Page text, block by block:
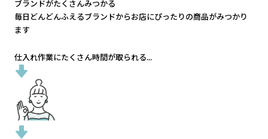
ブランドがたくさんみつかる
毎日どんどんふえるブランドからお店にぴったりの商品がみつかり
ます
仕入れ作業にたくさん時間が取られる...